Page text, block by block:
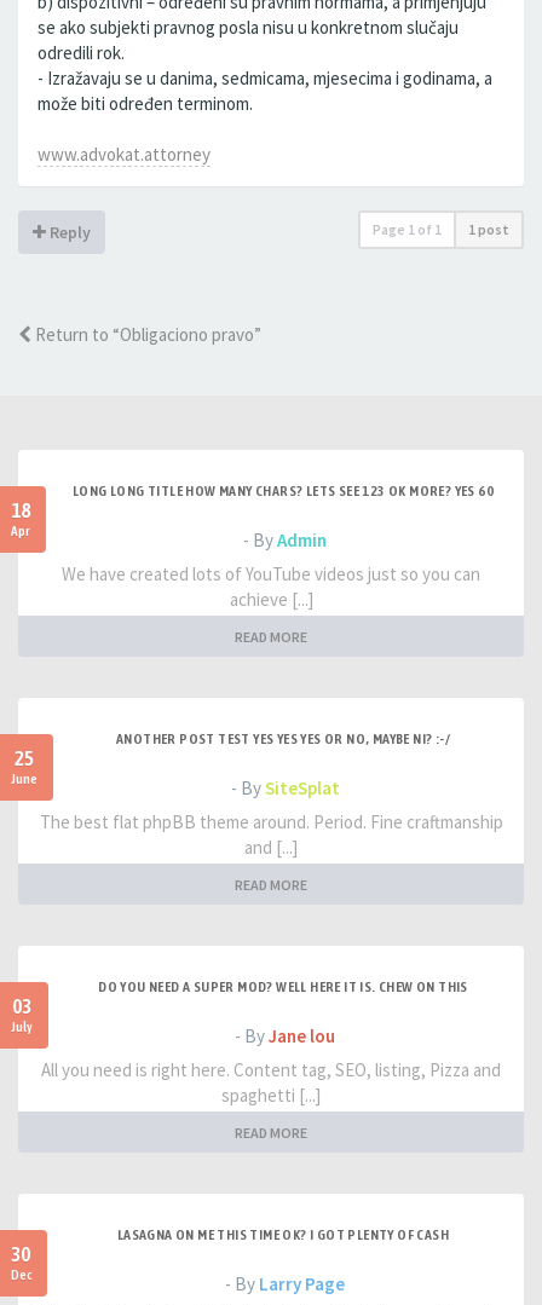
se ako subjekti pravnog posla nisu u konkretnom slučaju
odredili rok.
- Izražavaju se u danima, sedmicama, mjesecima i godinama, a
može biti određen terminom.
www.advokat.attorney
Reply Page 1 of 1 1 post
Return to “Obligaciono pravo”
18
Apr
LONG LONG TITLE HOW MANY CHARS? LETS SEE 123 OK MORE? YES 60
- ByAdmin
We have created lots of YouTube videos just so you can
achieve [...]
READ MORE
25
June
ANOTHER POST TEST YES YES YES OR NO, MAYBE NI? :-/
- BySiteSplat
The best flat phpBB theme around. Period. Fine craftmanship
and [...]
READ MORE
03
July
DO YOU NEED A SUPER MOD? WELL HERE IT IS. CHEW ON THIS
- ByJane lou
All you need is right here. Content tag, SEO, listing, Pizza and
spaghetti [...]
READ MORE
30
Dec
LASAGNA ON ME THIS TIME OK? I GOT PLENTY OF CASH
- By Larry Page